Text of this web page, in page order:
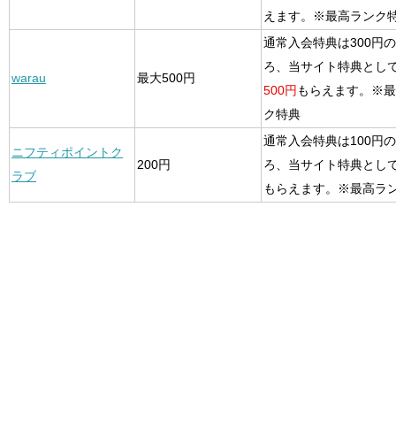
えます。※最高ランク
warau 最大500円
通常入会特典は300円
ろ、当サイト特典とし
500円 もらえます。※
ク特典
ニフティポイントク
ラブ
200円
通常入会特典は100円
ろ、当サイト特典とし
もらえます。※最高ラ